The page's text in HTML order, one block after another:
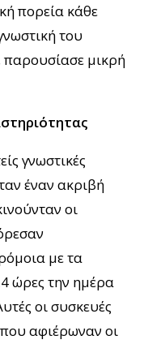
πορεία κάθε
του
παρουσίασε μικρή
γνωστικές
έναν ακριβή
οι
με τα
ώρες την ημέρα
οι συσκευές
αφιέρωναν οι